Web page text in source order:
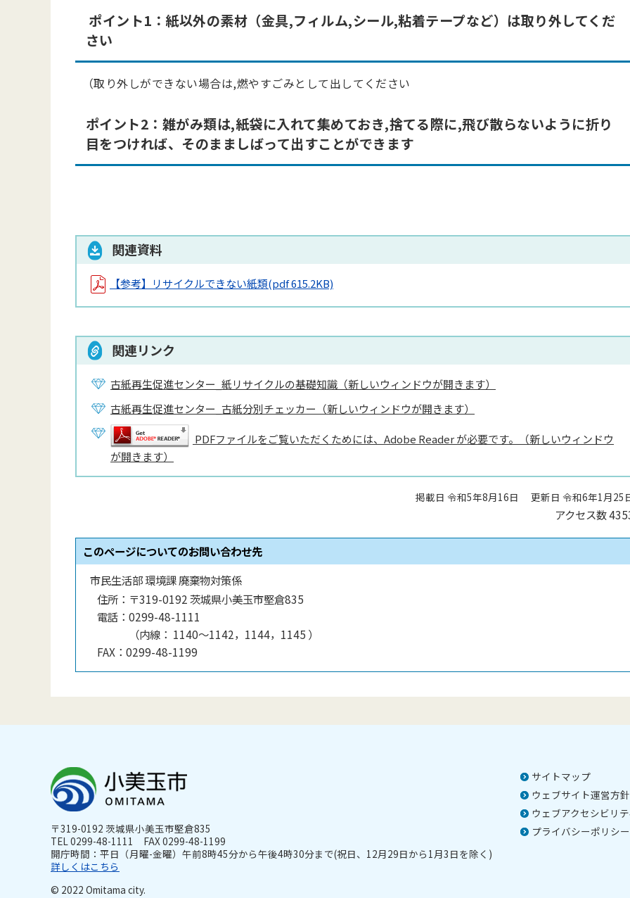
ポイント1： 紙以外の素材（金具,フィルム,シール,粘着テープなど）は取り外してくだ
さい
（取り外しができない場合は,燃やすごみとして出してください
ポイント2：雑がみ類は,紙袋に入れて集めておき,捨てる際に,飛び散らないように折り
目をつければ、 そのまましばって出すことができます
関連資料
【参考】リサイクルできない紙類(pdf 615.2KB)
関連リンク
古紙再生促進センター_紙リサイクルの基礎知識（新しいウィンドウが開きます）
古紙再生促進センター_古紙分別チェッカー（新しいウィンドウが開きます）
PDFファイルをご覧いただくためには、Adobe Reader が必要です。（新しいウィンドウ
が開きます）
掲載日 令和5年8月16日 更新日 令和6年1月25
アクセス数
このページについてのお問い合わせ先
市民生活部 環境課 廃棄物対策係
住所： 〒319-0192 茨城県小美玉市堅倉835
電話： 0299-48-1111
（内線 ： 1140〜1142，1144，1145 ）
FAX： 0299-48-1199
サイトマップ
ウェブサイト運営方針
ウェブアクセシビリ
プライバシーポリシー
〒319-0192 茨城県小美玉市堅倉835
TEL 0299-48-1111 FAX 0299-48-1199
開庁時間：平日（月曜-金曜）午前8時45分から午後4時30分まで(祝日、12月29日から1月3日を除く)
詳しくはこちら
© 2022 Omitama city.